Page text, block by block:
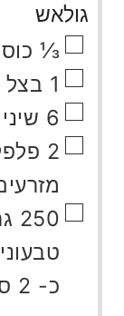
גולאש
▢
⅓ כוס
▢
1 בצל
▢
6 שיני
▢
2
▢
250
כ- 2 ס"מ